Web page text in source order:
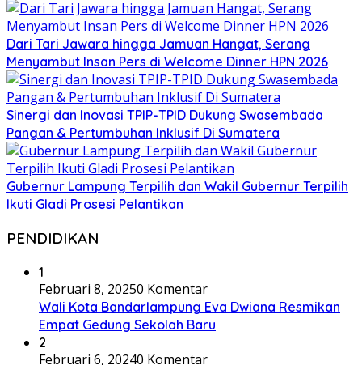
Dari Tari Jawara hingga Jamuan Hangat, Serang
Menyambut Insan Pers di Welcome Dinner HPN 2026
Sinergi dan Inovasi TPIP-TPID Dukung Swasembada
Pangan & Pertumbuhan Inklusif Di Sumatera
Gubernur Lampung Terpilih dan Wakil Gubernur Terpilih
Ikuti Gladi Prosesi Pelantikan
PENDIDIKAN
1
Februari 8, 20250 Komentar
Wali Kota Bandarlampung Eva Dwiana Resmikan
Empat Gedung Sekolah Baru
2
Februari 6, 20240 Komentar